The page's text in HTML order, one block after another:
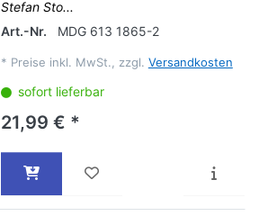
Stefan Sto...
Art.-Nr.
MDG 613 1865-2
* Preise inkl. MwSt., zzgl. Versandkosten
sofort lieferbar
21,99 € *